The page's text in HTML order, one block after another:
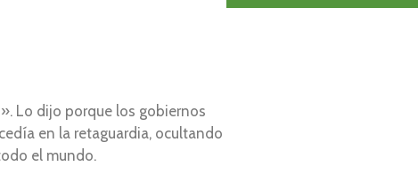
Lo dijo porque los gobiernos
en la retaguardia, ocultando
el mundo.